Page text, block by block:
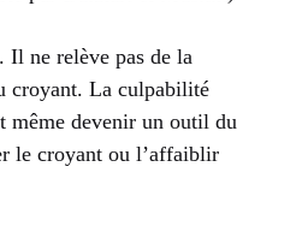
ne relève pas de la
croyant. La culpabilité
même devenir un outil du
le croyant ou l’affaiblir